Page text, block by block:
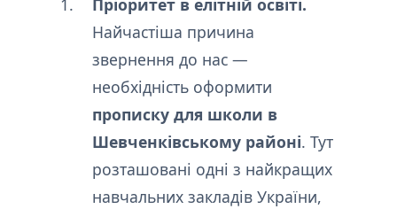
Пріоритет в елітній освіті.
Найчастіша причина
звернення до нас —
необхідність оформити
прописку для школи в
Шевченківському районі. Тут
розташовані одні з найкращих
навчальних закладів України,